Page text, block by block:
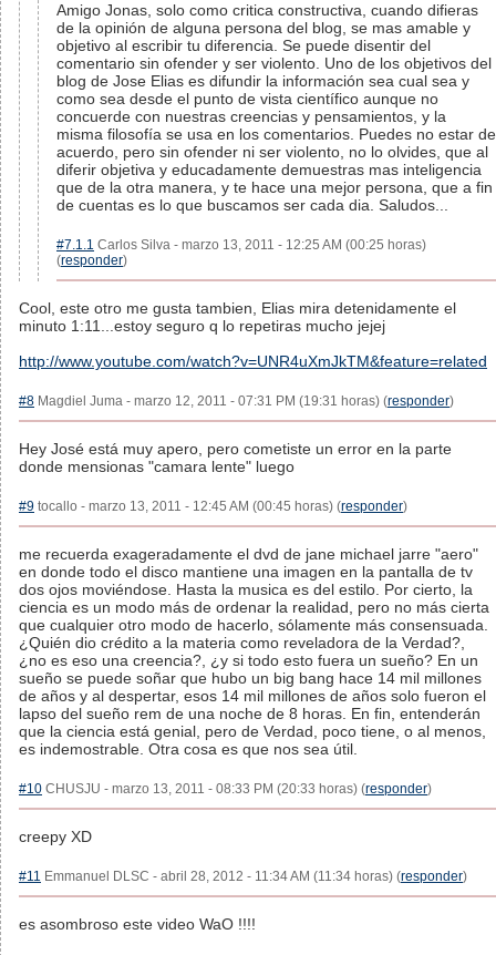
Amigo Jonas, solo como critica constructiva, cuando difieras
de la opinión de alguna persona del blog, se mas amable y
objetivo al escribir tu diferencia. Se puede disentir del
comentario sin ofender y ser violento. Uno de los objetivos del
blog de Jose Elias es difundir la información sea cual sea y
como sea desde el punto de vista científico aunque no
concuerde con nuestras creencias y pensamientos, y la
misma filosofía se usa en los comentarios. Puedes no estar de
acuerdo, pero sin ofender ni ser violento, no lo olvides, que al
diferir objetiva y educadamente demuestras mas inteligencia
que de la otra manera, y te hace una mejor persona, que a fin
de cuentas es lo que buscamos ser cada dia. Saludos...
#7.1.1 Carlos Silva - marzo 13, 2011 - 12:25 AM (00:25 horas)
(responder)
Cool, este otro me gusta tambien, Elias mira detenidamente el
minuto 1:11...estoy seguro q lo repetiras mucho jejej
http://www.youtube.com/watch?v=UNR4uXmJkTM&feature=related
#8 Magdiel Juma - marzo 12, 2011 - 07:31 PM (19:31 horas) (responder)
Hey José está muy apero, pero cometiste un error en la parte
donde mensionas "camara lente" luego
#9 tocallo - marzo 13, 2011 - 12:45 AM (00:45 horas) (responder)
me recuerda exageradamente el dvd de jane michael jarre "aero"
en donde todo el disco mantiene una imagen en la pantalla de tv
dos ojos moviéndose. Hasta la musica es del estilo. Por cierto, la
ciencia es un modo más de ordenar la realidad, pero no más cierta
que cualquier otro modo de hacerlo, sólamente más consensuada.
¿Quién dio crédito a la materia como reveladora de la Verdad?,
¿no es eso una creencia?, ¿y si todo esto fuera un sueño? En un
sueño se puede soñar que hubo un big bang hace 14 mil millones
de años y al despertar, esos 14 mil millones de años solo fueron el
lapso del sueño rem de una noche de 8 horas. En fin, entenderán
que la ciencia está genial, pero de Verdad, poco tiene, o al menos,
es indemostrable. Otra cosa es que nos sea útil.
#10 CHUSJU - marzo 13, 2011 - 08:33 PM (20:33 horas) (responder)
creepy XD
#11 Emmanuel DLSC - abril 28, 2012 - 11:34 AM (11:34 horas) (responder)
es asombroso este video WaO !!!!